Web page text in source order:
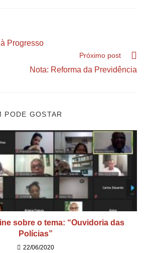
Progresso
Próximo post
Nota: Reforma da Previdência
PODE GOSTAR
sobre o tema: “Ouvidoria das
Polícias”
22/06/2020